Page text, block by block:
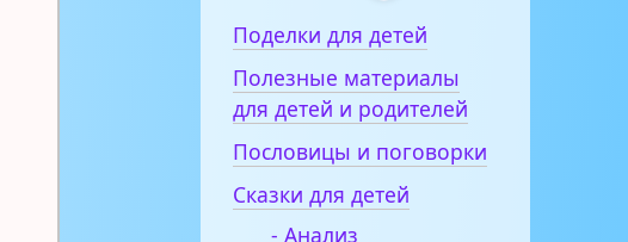
Поделки для детей
Полезные материалы
для детей и родителей
Пословицы и поговорки
Сказки для детей
- Анализ